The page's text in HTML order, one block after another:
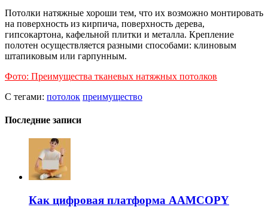
Потолки натяжные хороши тем, что их возможно монтировать
на поверхность из кирпича, поверхность дерева,
гипсокартона, кафельной плитки и металла. Крепление
полотен осуществляется разными способами: клиновым
штапиковым или гарпунным.
Фото: Преимущества тканевых натяжных потолков
С тегами: потолок преимущество
Последние записи
Как цифровая платформа AAMCOPY